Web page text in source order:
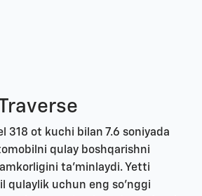
318 ot kuchi bilan 7.6 soniyada
qulay boshqarishni
ta’minlaydi. Yetti
qulaylik uchun eng so’nggi